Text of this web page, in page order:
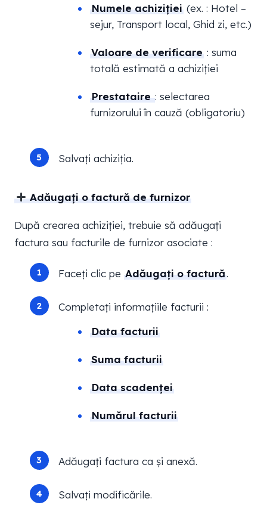
Numele achiziției (ex. : Hotel –
sejur, Transport local, Ghid zi, etc.)
Valoare de verificare : suma
totală estimată a achiziției
Prestataire: selectarea
furnizorului în cauză (obligatoriu)
Salvați achiziția.
Adăugați o factură de furnizor
După crearea achiziției, trebuie să adăugați
factura sau facturile de furnizor asociate :
Faceți clic pe Adăugați o factură.
Completați informațiile facturii :
Data facturii
Suma facturii
Data scadenței
Numărul facturii
Adăugați factura ca și anexă.
Salvați modificările.